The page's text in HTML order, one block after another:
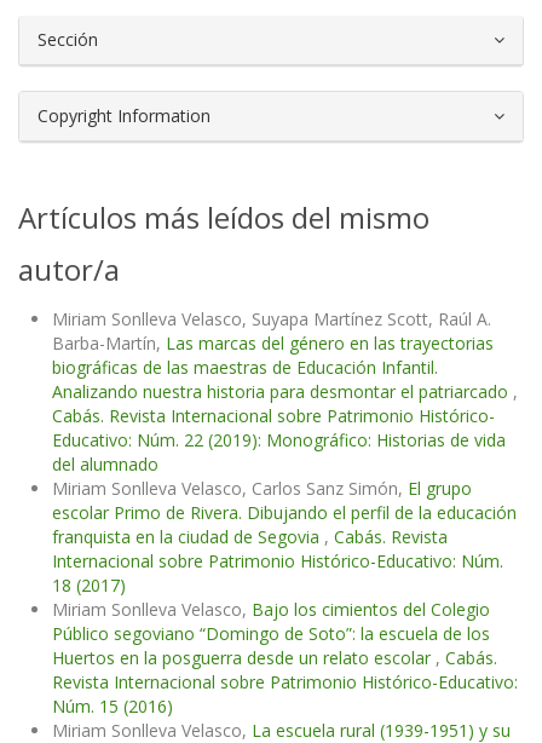
Sección
Copyright Information
Artículos más leídos del mismo
autor/a
Miriam Sonlleva Velasco, Suyapa Martínez Scott, Raúl A.
Barba-Martín, Las marcas del género en las trayectorias
biográficas de las maestras de Educación Infantil.
Analizando nuestra historia para desmontar el patriarcado ,
Cabás. Revista Internacional sobre Patrimonio Histórico-
Educativo: Núm. 22 (2019): Monográfico: Historias de vida
del alumnado
Miriam Sonlleva Velasco, Carlos Sanz Simón, El grupo
escolar Primo de Rivera. Dibujando el perfil de la educación
franquista en la ciudad de Segovia , Cabás. Revista
Internacional sobre Patrimonio Histórico-Educativo: Núm.
18 (2017)
Miriam Sonlleva Velasco, Bajo los cimientos del Colegio
Público segoviano “Domingo de Soto”: la escuela de los
Huertos en la posguerra desde un relato escolar , Cabás.
Revista Internacional sobre Patrimonio Histórico-Educativo:
Núm. 15 (2016)
Miriam Sonlleva Velasco, La escuela rural (1939-1951) y su